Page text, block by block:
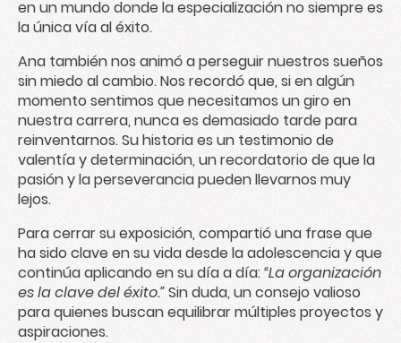
en un mundo donde la especialización no siempre es
la única vía al éxito.
Ana también nos animó a perseguir nuestros sueños
sin miedo al cambio. Nos recordó que, si en algún
momento sentimos que necesitamos un giro en
nuestra carrera, nunca es demasiado tarde para
reinventarnos. Su historia es un testimonio de
valentía y determinación, un recordatorio de que la
pasión y la perseverancia pueden llevarnos muy
lejos.
Para cerrar su exposición, compartió una frase que
ha sido clave en su vida desde la adolescencia y que
continúa aplicando en su día a día:“La organización
es la clave del éxito.”Sin duda, un consejo valioso
para quienes buscan equilibrar múltiples proyectos y
aspiraciones.